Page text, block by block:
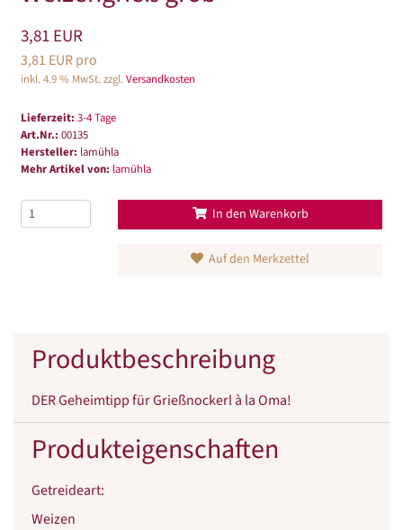
3,81 EUR
3,81 EUR pro
inkl. 4.9 % MwSt. zzgl.Versandkosten
Lieferzeit: 3-4 Tage
Art.Nr.: 00135
Hersteller: lamühla
Mehr Artikel von: lamühla
In den Warenkorb
Auf den Merkzettel
Produktbeschreibung
DER Geheimtipp für Grießnockerl à la Oma!
Produkteigenschaften
Getreideart:
Weizen